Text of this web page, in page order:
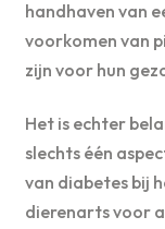
handhaven van
voorkomen van
zijn voor hun
Het is echter
slechts één
van diabetes bij
dierenarts voor